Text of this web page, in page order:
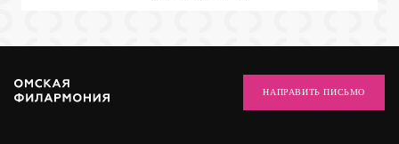
НАПРАВИТЬ ПИСЬМО